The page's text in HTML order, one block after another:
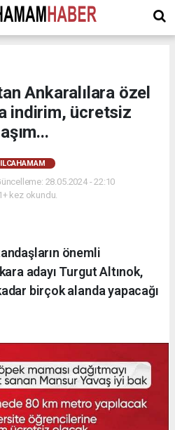
Ankaralılara özel
indirim, ücretsiz
28.05.2024 - 22:10
kez okundu.
önemli
adayı Turgut Altınok,
birçok alanda yapacağı